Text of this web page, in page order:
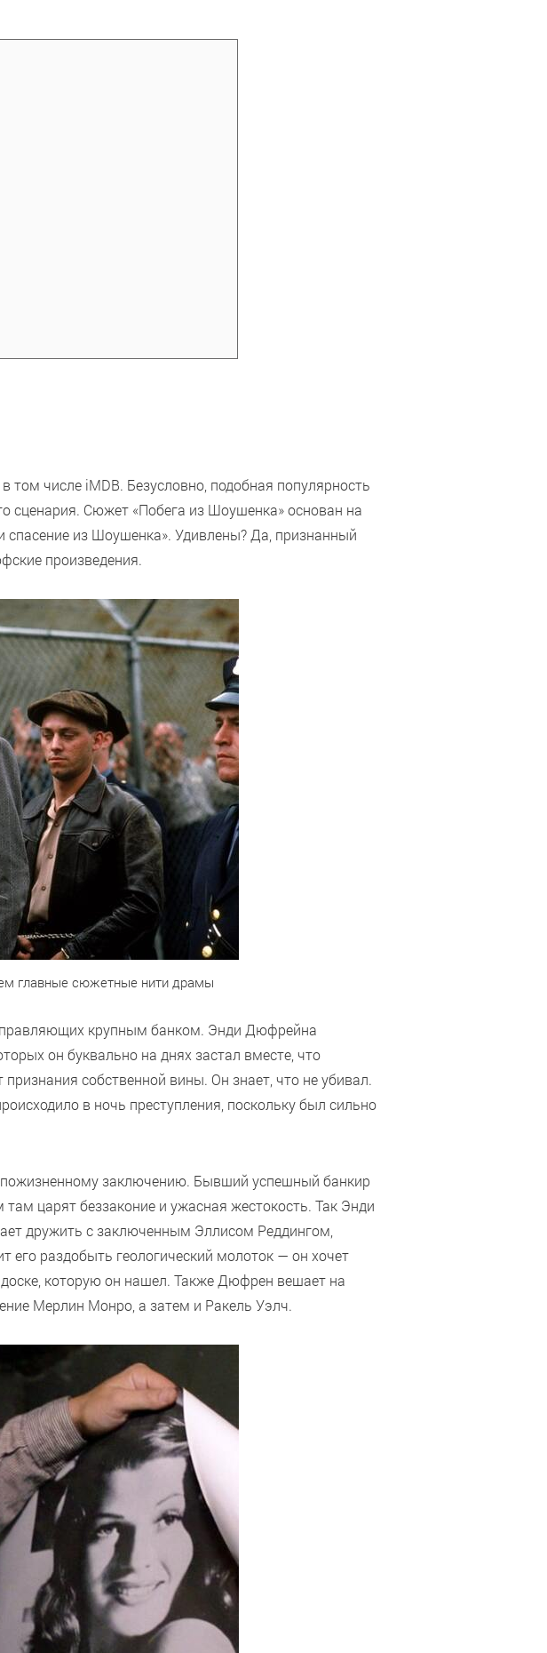
числе iMDB. Безусловно, подобная популярность
сценария. Сюжет «Побега из Шоушенка» основан на
спасение из Шоушенка». Удивлены? Да, признанный
произведения.
главные сюжетные нити драмы
крупным банком. Энди Дюфрейна
он буквально на днях застал вместе, что
собственной вины. Он знает, что не убивал.
в ночь преступления, поскольку был сильно
заключению. Бывший успешный банкир
царят беззаконие и ужасная жестокость. Так Энди
дружить с заключенным Эллисом Реддингом,
раздобыть геологический молоток — он хочет
которую он нашел. Также Дюфрен вешает на
Мерлин Монро, а затем и Ракель Уэлч.